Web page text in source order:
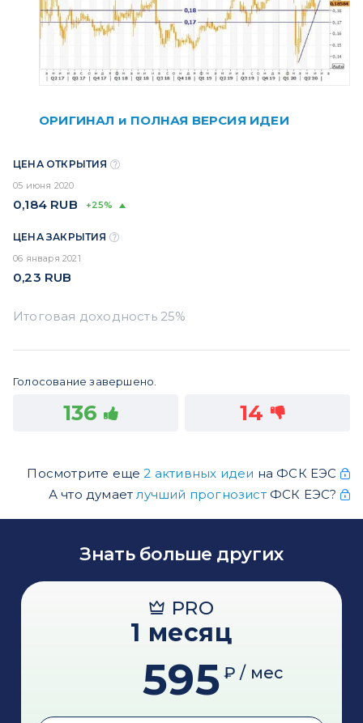
ОРИГИНАЛ и ПОЛНАЯ ВЕРСИЯ ИДЕИ
ЦЕНА ОТКРЫТИЯ
05 июня 2020
0,184 RUB +25%
ЦЕНА ЗАКРЫТИЯ
06 января 2021
0,23 RUB
Голосование завершено.
136 14
Посмотрите еще2 активных идеи на ФСК ЕЭС
А что думаетлучший прогнозистФСК ЕЭС?
Знать больше других
PRO
1 месяц
595 ₽ / мес